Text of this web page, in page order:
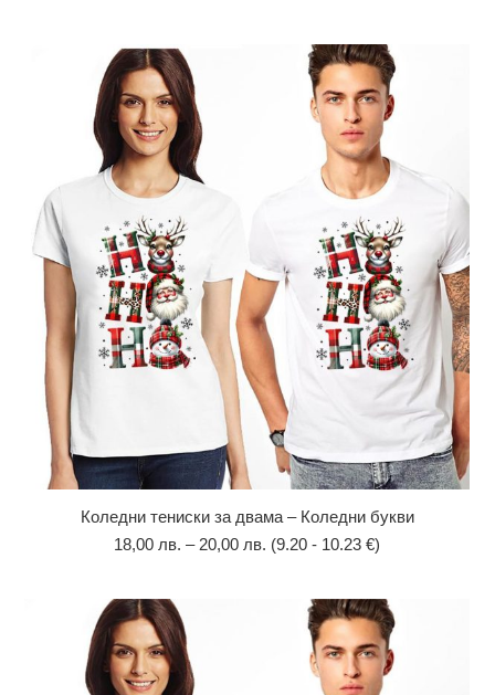
Коледни тениски за двама – Коледни букви
18,00 лв. – 20,00 лв. (9.20 - 10.23 €)